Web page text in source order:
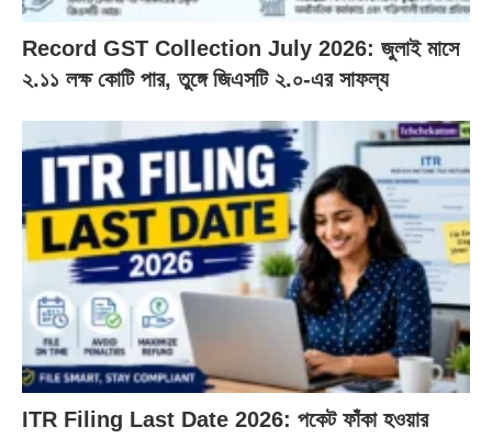
Record GST Collection July 2026: জুলাই মাসে
২.১১ লক্ষ কোটি পার, তুঙ্গে জিএসটি ২.০-এর সাফল্য
ITR Filing Last Date 2026: পকেট ফাঁকা হওয়ার